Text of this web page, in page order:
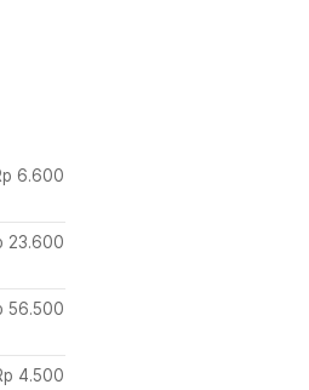
6.600
23.600
56.500
4.500